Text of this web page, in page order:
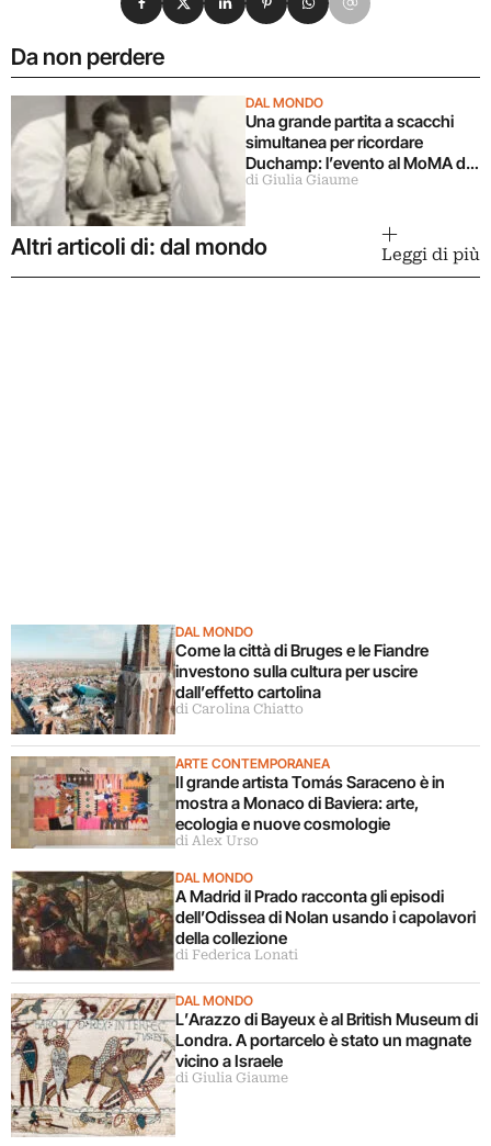
Da non perdere
DAL MONDO
Una grande partita a scacchi
simultanea per ricordare
Duchamp: l’evento al MoMA di
New York
di Giulia Giaume
Altri articoli di: dal mondo Leggi di più
DAL MONDO
Come la città di Bruges e le Fiandre
investono sulla cultura per uscire
dall’effetto cartolina
di Carolina Chiatto
ARTE CONTEMPORANEA
Il grande artista Tomás Saraceno è in
mostra a Monaco di Baviera: arte,
ecologia e nuove cosmologie
di Alex Urso
DAL MONDO
A Madrid il Prado racconta gli episodi
dell’Odissea di Nolan usando i capolavori
della collezione
di Federica Lonati
DAL MONDO
L’Arazzo di Bayeux è al British Museum di
Londra. A portarcelo è stato un magnate
vicino a Israele
di Giulia Giaume